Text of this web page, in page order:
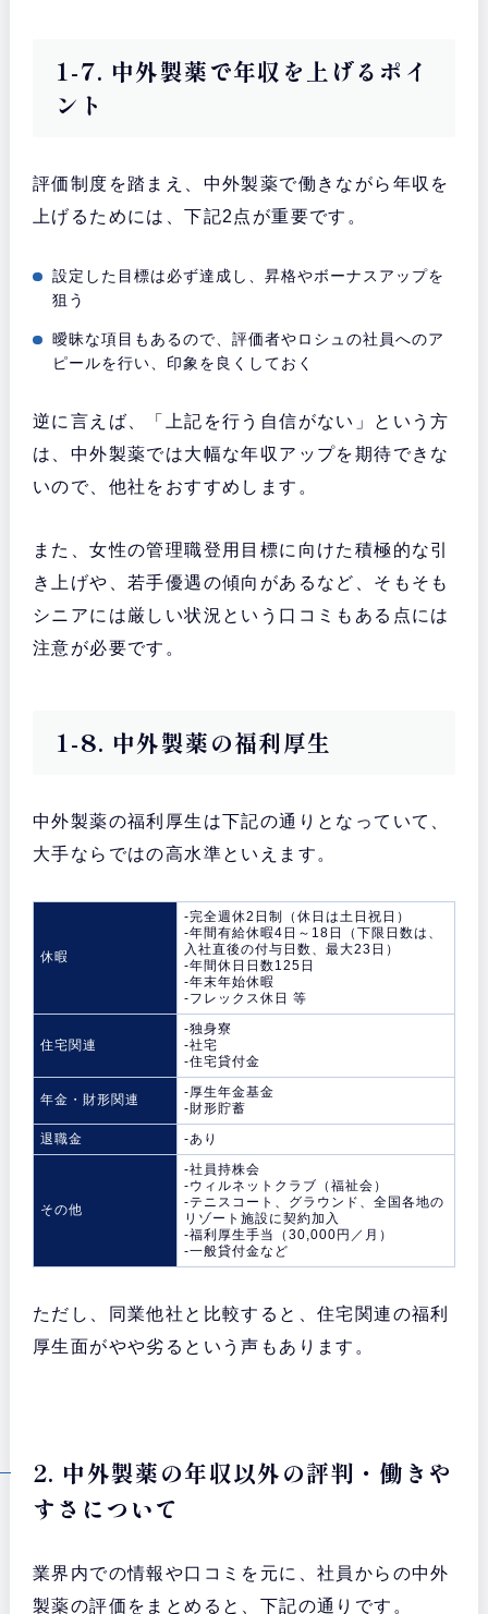
1-7. 中外製薬で年収を上げるポイ
ント
評価制度を踏まえ、中外製薬で働きながら年収を
上げるためには、下記2点が重要です。
設定した目標は必ず達成し、昇格やボーナスアップを
狙う
曖昧な項目もあるので、評価者やロシュの社員へのア
ピールを行い、印象を良くしておく
逆に言えば、「上記を行う自信がない」という方
は、中外製薬では大幅な年収アップを期待できな
いので、他社をおすすめします。
また、女性の管理職登用目標に向けた積極的な引
き上げや、若手優遇の傾向があるなど、そもそも
シニアには厳しい状況という口コミもある点には
注意が必要です。
1-8. 中外製薬の福利厚生
中外製薬の福利厚生は下記の通りとなっていて、
大手ならではの高水準といえます。
休暇
-完全週休2日制（休日は土日祝日）
-年間有給休暇4日～18日（下限日数は、
入社直後の付与日数、最大23日）
-年間休日日数125日
-年末年始休暇
-フレックス休日 等
住宅関連
-独身寮
-社宅
-住宅貸付金
年金・財形関連
-厚生年金基金
-財形貯蓄
退職金
-あり
その他
-社員持株会
-ウィルネットクラブ（福祉会）
-テニスコート、グラウンド、全国各地の
リゾート施設に契約加入
-福利厚生手当（30,000円／月）
-一般貸付金など
ただし、同業他社と比較すると、住宅関連の福利
厚生面がやや劣るという声もあります。
2. 中外製薬の年収以外の評判・働きや
すさについて
業界内での情報や口コミを元に、社員からの中外
製薬の評価をまとめると、下記の通りです。